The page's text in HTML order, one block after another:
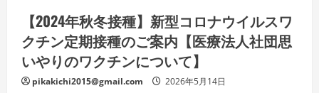
【2024年秋冬接種】新型コロナウイルスワ
クチン定期接種のご案内【医療法人社団思
いやりのワクチンについて】
pikakichi2015@gmail.com 2026年5月14日